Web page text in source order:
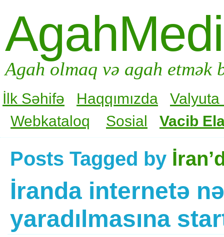
Agah olmaq və agah
İlk Səhifə Haqqımızda
Valyuta
Webkataloq
Sosial Vacib
Posts Tagged by
İranda internetə
yaradılmasına